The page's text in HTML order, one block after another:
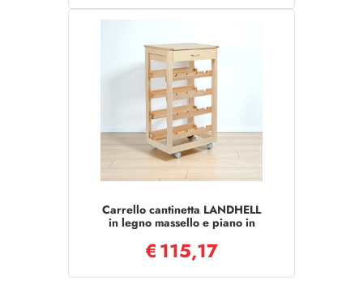
Carrello cantinetta LANDHELL
in legno massello e piano in
€115,17